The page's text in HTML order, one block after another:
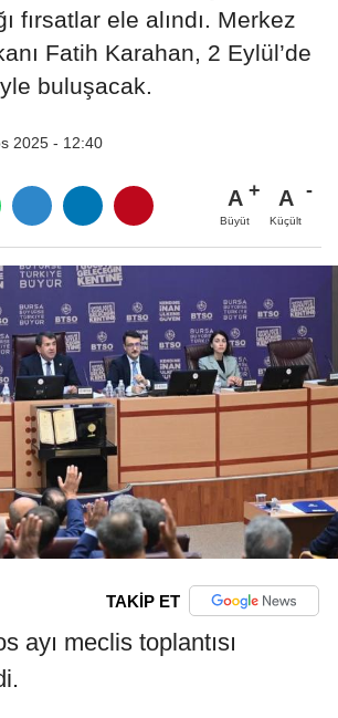
fırsatlar ele alındı. Merkez
Fatih Karahan, 2 Eylül’de
buluşacak.
2025 - 12:40
A
Büyüt
A
Küçült
TAKİP ET
ayı meclis toplantısı